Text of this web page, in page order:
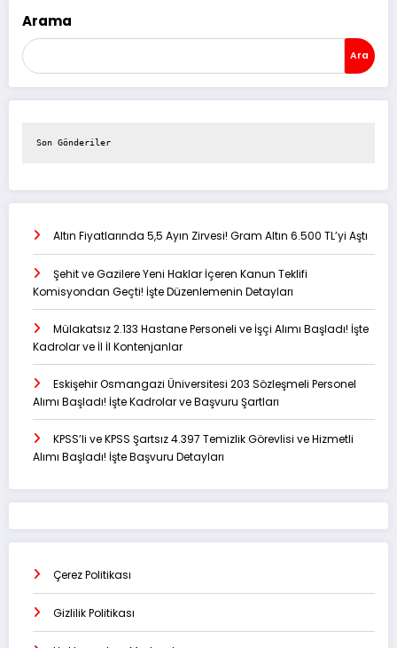
Arama
Ara
Son Gönderiler
Altın Fiyatlarında 5,5 Ayın Zirvesi! Gram Altın 6.500 TL’yi Aştı
Şehit ve Gazilere Yeni Haklar İçeren Kanun Teklifi
Komisyondan Geçti! İşte Düzenlemenin Detayları
Mülakatsız 2.133 Hastane Personeli ve İşçi Alımı Başladı! İşte
Kadrolar ve İl İl Kontenjanlar
Eskişehir Osmangazi Üniversitesi 203 Sözleşmeli Personel
Alımı Başladı! İşte Kadrolar ve Başvuru Şartları
KPSS’li ve KPSS Şartsız 4.397 Temizlik Görevlisi ve Hizmetli
Alımı Başladı! İşte Başvuru Detayları
Çerez Politikası
Gizlilik Politikası